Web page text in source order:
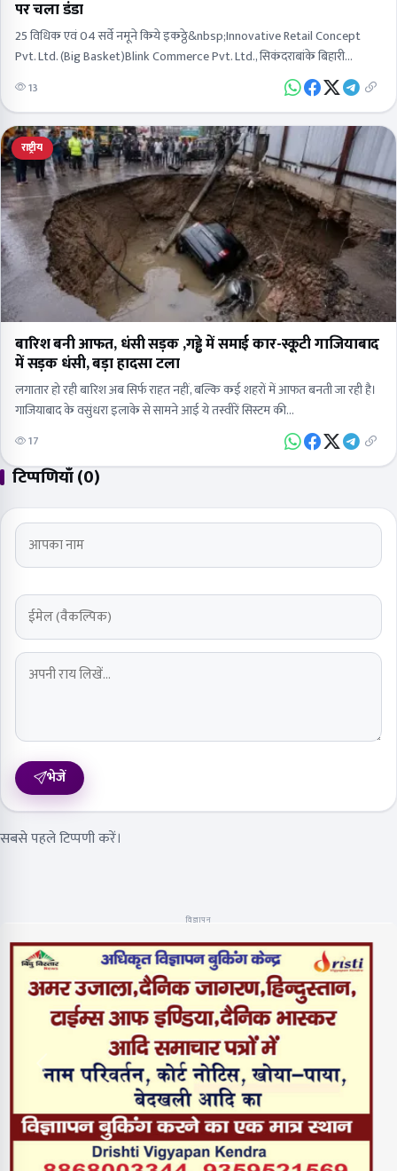
पर चला डंडा
25 विधिक एवं 04 सर्वे नमूने किये इकठ्ठे&nbsp;Innovative Retail Concept
Pvt. Ltd. (Big Basket)Blink Commerce Pvt. Ltd., सिकंदराबांके बिहारी
इंटरनेशनल&nbsp;साई एग्रो एंड फूड वर्क्स प्रा. लि., खड़वई, रनकताInstakart…
13
राष्ट्रीय
बारिश बनी आफत, धंसी सड़क ,गड्ढे में समाई कार-स्कूटी गाजियाबाद
में सड़क धंसी, बड़ा हादसा टला
लगातार हो रही बारिश अब सिर्फ राहत नहीं, बल्कि कई शहरों में आफत बनती जा रही है।
गाजियाबाद के वसुंधरा इलाके से सामने आई ये तस्वीरें सिस्टम की…
17
टिप्पणियाँ (0)
भेजें
सबसे पहले टिप्पणी करें।
विज्ञापन